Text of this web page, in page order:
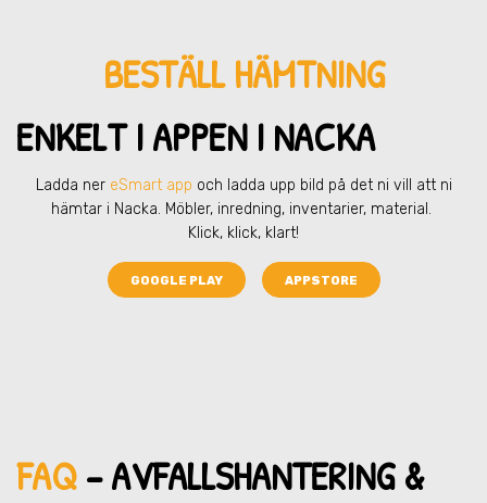
BESTÄLL HÄMTNING
ENKELT I APPEN I NACKA
Ladda ner eSmart app och ladda upp bild på det ni vill att ni
hämtar i Nacka. Möbler, inredning, inventarier, material.
Klick, klick, klart!
GOOGLE PLAY APPSTORE
FAQ– AVFALLSHANTERING &